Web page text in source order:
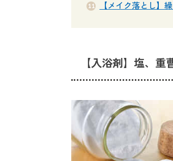
【メイク落とし】
【入浴剤】塩、